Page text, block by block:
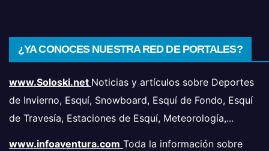
¿YA CONOCES NUESTRA RED DE PORTALES?
www.Soloski.net Noticias y artículos sobre Deportes
de Invierno, Esquí, Snowboard, Esquí de Fondo, Esquí
de Travesía, Estaciones de Esquí, Meteorología,...
www.infoaventura.com Toda la información sobre